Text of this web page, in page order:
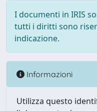
I documenti in IRIS
tutti i diritti sono
indicazione.
Informazioni
Utilizza questo